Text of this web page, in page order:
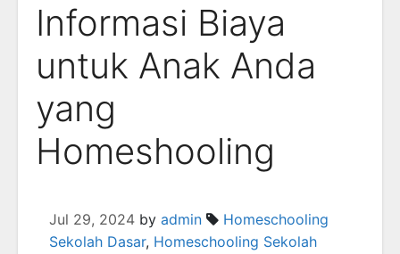
Informasi Biaya
untuk Anak Anda
yang
Homeshooling
Jul 29, 2024 by admin
Homeschooling
Sekolah Dasar, Homeschooling Sekolah